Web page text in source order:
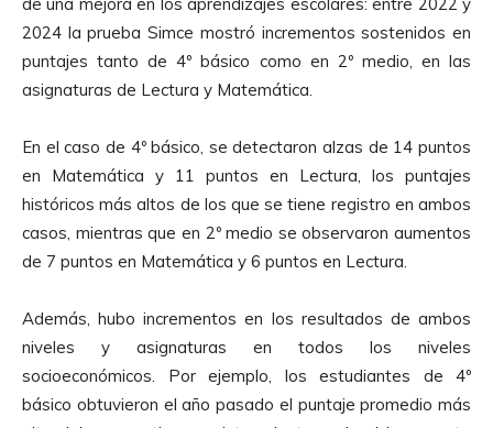
2024 la prueba Simce mostró incrementos sostenidos en
puntajes tanto de 4º básico como en 2º medio, en las
asignaturas de Lectura y Matemática.
En el caso de 4º básico, se detectaron alzas de 14 puntos
en Matemática y 11 puntos en Lectura, los puntajes
históricos más altos de los que se tiene registro en ambos
casos, mientras que en 2º medio se observaron aumentos
de 7 puntos en Matemática y 6 puntos en Lectura.
Además, hubo incrementos en los resultados de ambos
niveles y asignaturas en todos los niveles
socioeconómicos. Por ejemplo, los estudiantes de 4º
básico obtuvieron el año pasado el puntaje promedio más